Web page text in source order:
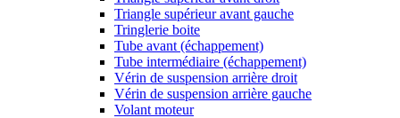
Triangle supérieur avant gauche
Tringlerie boite
Tube avant (échappement)
Tube intermédiaire (échappement)
Vérin de suspension arrière droit
Vérin de suspension arrière gauche
Volant moteur